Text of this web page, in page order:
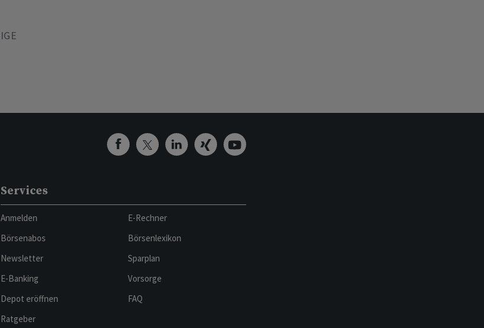
Services
Anmelden
Börsenabos
Newsletter
E-Banking
Depot eröffnen
Ratgeber
E-Rechner
Börsenlexikon
Sparplan
Vorsorge
FAQ